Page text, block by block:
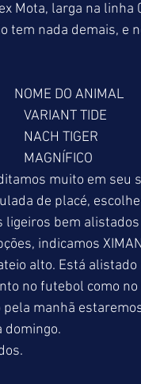
Mota, larga na
tem nada demais,
NOME DO ANIMAL
VARIANT TIDE
NACH TIGER
MAGNÍFICO
muito em seu
de placé,
ligeiros bem
indicamos
alto. Está
no futebol como
manhã
domingo.